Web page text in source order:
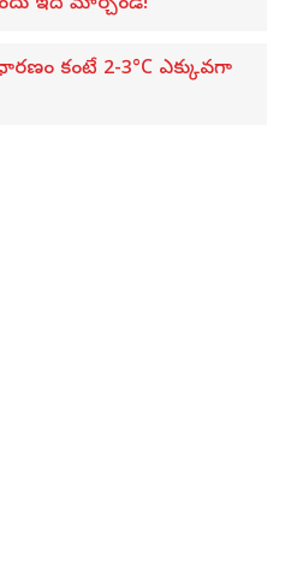
కంటే 2-3°C ఎక్కువగా